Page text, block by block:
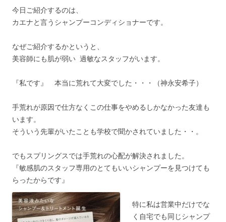
今日ご紹介するのは、
カエナと言うシャンプーコンディショナーです。
なぜご紹介するかというと、
美容師にも肌が弱い 過敏なスタッフがいます。
『私です』 本当に荒れて大変でした・・・（神永安希子）
手荒れが原因で仕方なくこの仕事をやめるしかなかった友達も
います。
そういう先輩がいたことも学校で聞かされていました・・。
でもスプリングスでは手荒れの心配が解決されました。
『敏感肌のスタッフ専用のとてもいいシャンプーを見つけても
らったからです』
特に私は営業中だけでな
く自宅でも同じシャンプ